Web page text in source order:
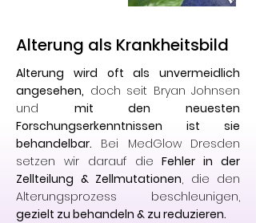
Alterung als Krankheitsbild
Alterung wird oft als unvermeidlich
angesehen, doch seit Bryan Johnsen
und mit den neuesten
Forschungserkenntnissen ist sie
behandelbar. Bei MedGlow Dresden
setzen wir darauf dieFehler in der
Zellteilung & Zellmutationen, die den
Alterungsprozess beschleunigen,
gezielt zu behandeln & zu reduzieren.